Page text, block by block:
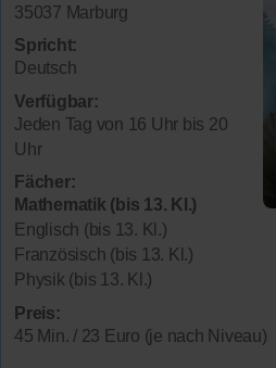
35037 Marburg
Spricht:
Deutsch
Verfügbar:
Jeden Tag von 16 Uhr bis 20
Uhr
Fächer:
Mathematik (bis 13. Kl.)
Englisch (bis 13. Kl.)
Französisch (bis 13. Kl.)
Physik (bis 13. Kl.)
Preis:
45 Min. / 23 Euro (je nach Niveau)